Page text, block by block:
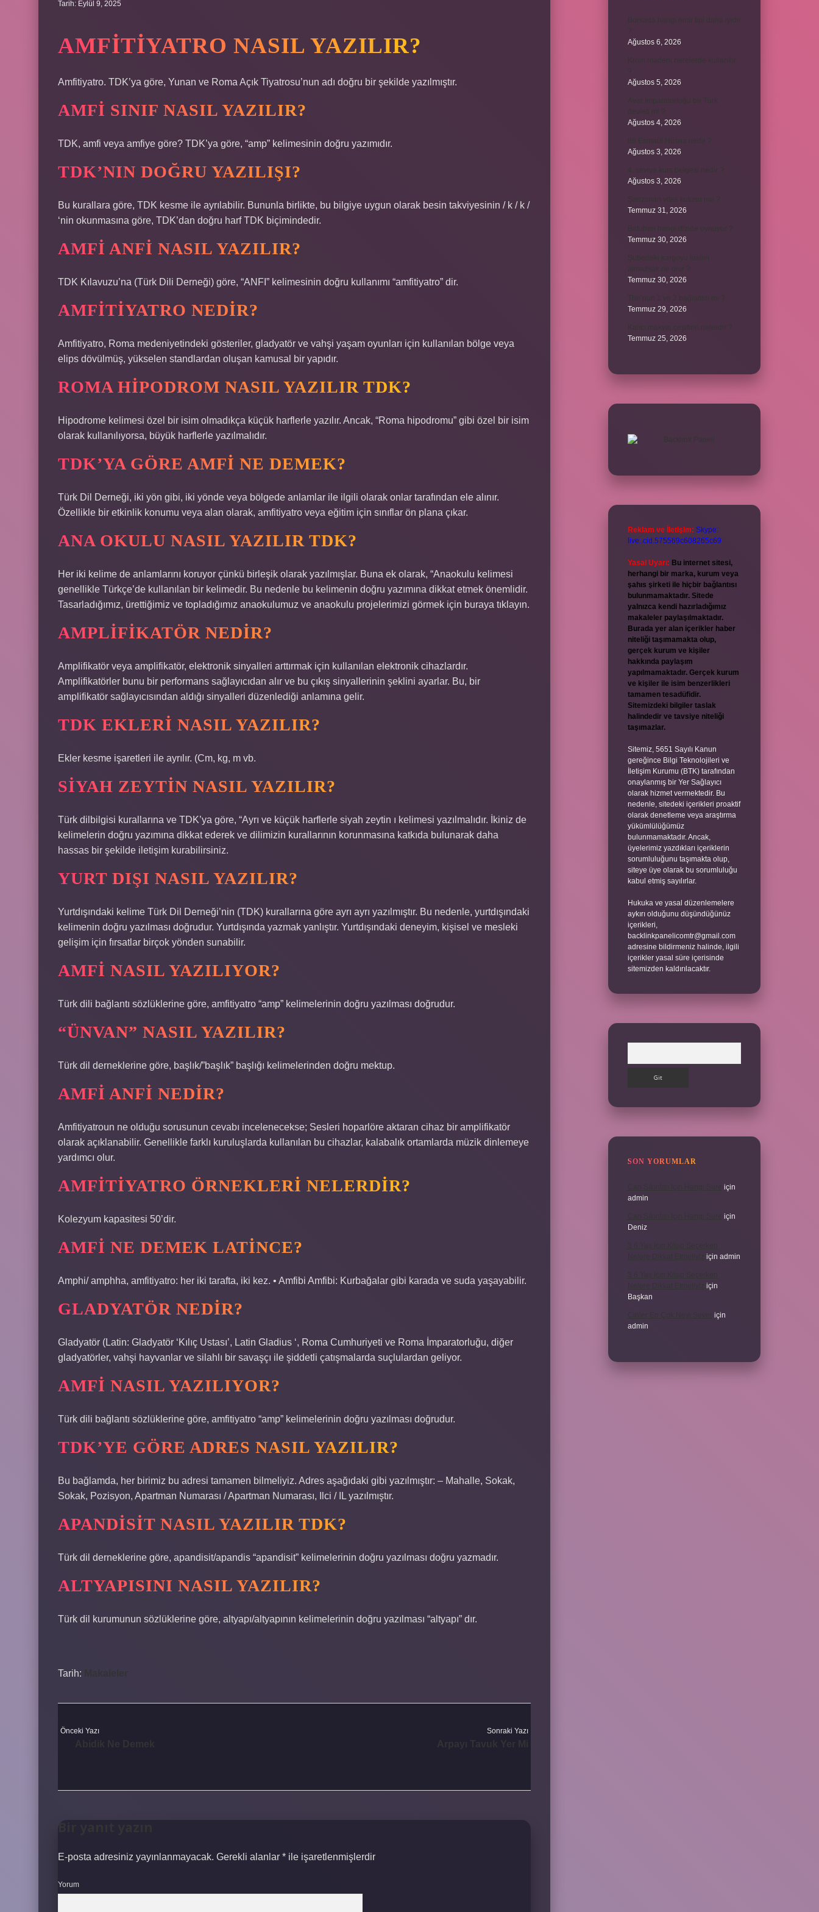
Tarih: Eylül 9, 2025
AMFITIYATRO NASIL YAZILIR?
Amfitiyatro. TDK’ya göre, Yunan ve Roma Açık Tiyatrosu’nun adı doğru bir şekilde yazılmıştır.
AMFI SINIF NASIL YAZILIR?
TDK, amfi veya amfiye göre? TDK’ya göre, “amp” kelimesinin doğru yazımıdır.
TDK’NIN DOĞRU YAZILIŞI?
Bu kurallara göre, TDK kesme ile ayrılabilir. Bununla birlikte, bu bilgiye uygun olarak besin takviyesinin / k / k /
‘nin okunmasına göre, TDK’dan doğru harf TDK biçimindedir.
AMFI ANFI NASIL YAZILIR?
TDK Kılavuzu’na (Türk Dili Derneği) göre, “ANFI” kelimesinin doğru kullanımı “amfitiyatro” dir.
AMFITIYATRO NEDIR?
Amfitiyatro, Roma medeniyetindeki gösteriler, gladyatör ve vahşi yaşam oyunları için kullanılan bölge veya
elips dövülmüş, yükselen standlardan oluşan kamusal bir yapıdır.
ROMA HIPODROM NASIL YAZILIR TDK?
Hipodrome kelimesi özel bir isim olmadıkça küçük harflerle yazılır. Ancak, “Roma hipodromu” gibi özel bir isim
olarak kullanılıyorsa, büyük harflerle yazılmalıdır.
TDK’YA GÖRE AMFI NE DEMEK?
Türk Dil Derneği, iki yön gibi, iki yönde veya bölgede anlamlar ile ilgili olarak onlar tarafından ele alınır.
Özellikle bir etkinlik konumu veya alan olarak, amfitiyatro veya eğitim için sınıflar ön plana çıkar.
ANA OKULU NASIL YAZILIR TDK?
Her iki kelime de anlamlarını koruyor çünkü birleşik olarak yazılmışlar. Buna ek olarak, “Anaokulu kelimesi
genellikle Türkçe’de kullanılan bir kelimedir. Bu nedenle bu kelimenin doğru yazımına dikkat etmek önemlidir.
Tasarladığımız, ürettiğimiz ve topladığımız anaokulumuz ve anaokulu projelerimizi görmek için buraya tıklayın.
AMPLIFIKATÖR NEDIR?
Amplifikatör veya amplifikatör, elektronik sinyalleri arttırmak için kullanılan elektronik cihazlardır.
Amplifikatörler bunu bir performans sağlayıcıdan alır ve bu çıkış sinyallerinin şeklini ayarlar. Bu, bir
amplifikatör sağlayıcısından aldığı sinyalleri düzenlediği anlamına gelir.
TDK EKLERI NASIL YAZILIR?
Ekler kesme işaretleri ile ayrılır. (Cm, kg, m vb.
SIYAH ZEYTIN NASIL YAZILIR?
Türk dilbilgisi kurallarına ve TDK’ya göre, “Ayrı ve küçük harflerle siyah zeytin ı kelimesi yazılmalıdır. İkiniz de
kelimelerin doğru yazımına dikkat ederek ve dilimizin kurallarının korunmasına katkıda bulunarak daha
hassas bir şekilde iletişim kurabilirsiniz.
YURT DIŞI NASIL YAZILIR?
Yurtdışındaki kelime Türk Dil Derneği’nin (TDK) kurallarına göre ayrı ayrı yazılmıştır. Bu nedenle, yurtdışındaki
kelimenin doğru yazılması doğrudur. Yurtdışında yazmak yanlıştır. Yurtdışındaki deneyim, kişisel ve mesleki
gelişim için fırsatlar birçok yönden sunabilir.
AMFI NASIL YAZILIYOR?
Türk dili bağlantı sözlüklerine göre, amfitiyatro “amp” kelimelerinin doğru yazılması doğrudur.
“ÜNVAN” NASIL YAZILIR?
Türk dil derneklerine göre, başlık/”başlık” başlığı kelimelerinden doğru mektup.
AMFI ANFI NEDIR?
Amfitiyatroun ne olduğu sorusunun cevabı incelenecekse; Sesleri hoparlöre aktaran cihaz bir amplifikatör
olarak açıklanabilir. Genellikle farklı kuruluşlarda kullanılan bu cihazlar, kalabalık ortamlarda müzik dinlemeye
yardımcı olur.
AMFITIYATRO ÖRNEKLERI NELERDIR?
Kolezyum kapasitesi 50’dir.
AMFI NE DEMEK LATINCE?
Amphi/ amphha, amfitiyatro: her iki tarafta, iki kez. • Amfibi Amfibi: Kurbağalar gibi karada ve suda yaşayabilir.
GLADYATÖR NEDIR?
Gladyatör (Latin: Gladyatör ‘Kılıç Ustası’, Latin Gladius ‘, Roma Cumhuriyeti ve Roma İmparatorluğu, diğer
gladyatörler, vahşi hayvanlar ve silahlı bir savaşçı ile şiddetli çatışmalarda suçlulardan geliyor.
AMFI NASIL YAZILIYOR?
Türk dili bağlantı sözlüklerine göre, amfitiyatro “amp” kelimelerinin doğru yazılması doğrudur.
TDK’YE GÖRE ADRES NASIL YAZILIR?
Bu bağlamda, her birimiz bu adresi tamamen bilmeliyiz. Adres aşağıdaki gibi yazılmıştır: – Mahalle, Sokak,
Sokak, Pozisyon, Apartman Numarası / Apartman Numarası, Ilci / IL yazılmıştır.
APANDISIT NASIL YAZILIR TDK?
Türk dil derneklerine göre, apandisit/apandis “apandisit” kelimelerinin doğru yazılması doğru yazmadır.
ALTYAPISINI NASIL YAZILIR?
Türk dil kurumunun sözlüklerine göre, altyapı/altyapının kelimelerinin doğru yazılması “altyapı” dır.
Tarih: Makaleler
Önceki Yazı Sonraki Yazı
Bir yanıt yazın
E-posta adresiniz yayınlanmayacak. Gerekli alanlar * ile işaretlenmişlerdir
Yorum
Borsada hangi emir tipi daha iyidir
Ağustos 6, 2026
Ağustos 5, 2026
Avar İmparatorluğu bir Türk
Ağustos 4, 2026
Ağustos 3, 2026
Ağustos 3, 2026
Temmuz 31, 2026
Temmuz 30, 2026
Temmuz 30, 2026
Temmuz 29, 2026
Temmuz 25, 2026
Reklam ve İletişim: Skype:
live:.cid.575569c608265c69
Yasal Uyarı: Bu internet sitesi,
herhangi bir marka, kurum veya
şahıs şirketi ile hiçbir bağlantısı
bulunmamaktadır. Sitede
yalnızca kendi hazırladığımız
makaleler paylaşılmaktadır.
Burada yer alan içerikler haber
niteliği taşımamakta olup,
gerçek kurum ve kişiler
hakkında paylaşım
yapılmamaktadır. Gerçek kurum
ve kişiler ile isim benzerlikleri
tamamen tesadüfidir.
Sitemizdeki bilgiler taslak
halindedir ve tavsiye niteliği
taşımazlar.
Sitemiz, 5651 Sayılı Kanun
gereğince Bilgi Teknolojileri ve
İletişim Kurumu (BTK) tarafından
onaylanmış bir Yer Sağlayıcı
olarak hizmet vermektedir. Bu
nedenle, sitedeki içerikleri proaktif
olarak denetleme veya araştırma
yükümlülüğümüz
bulunmamaktadır. Ancak,
üyelerimiz yazdıkları içeriklerin
sorumluluğunu taşımakta olup,
siteye üye olarak bu sorumluluğu
kabul etmiş sayılırlar.
Hukuka ve yasal düzenlemelere
aykırı olduğunu düşündüğünüz
içerikleri,
backlinkpanelicomtr@gmail.com
adresine bildirmeniz halinde, ilgili
içerikler yasal süre içerisinde
sitemizden kaldırılacaktır.
SON YORUMLAR
için
admin
için
Deniz
için admin
için
Başkan
için
admin